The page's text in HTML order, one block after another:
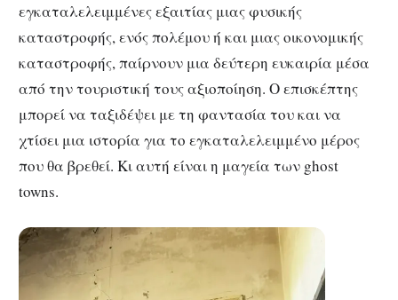
εγκαταλελειμμένες εξαιτίας μιας φυσικής
καταστροφής, ενός πολέμου ή και μιας οικονομικής
καταστροφής, παίρνουν μια δεύτερη ευκαιρία μέσα
από την τουριστική τους αξιοποίηση. Ο επισκέπτης
μπορεί να ταξιδέψει με τη φαντασία του και να
χτίσει μια ιστορία για το εγκαταλελειμμένο μέρος
που θα βρεθεί. Κι αυτή είναι η μαγεία των ghost
towns.